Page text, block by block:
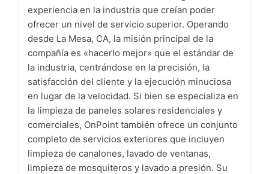
experiencia en la industria que creían poder
ofrecer un nivel de servicio superior. Operando
desde La Mesa, CA, la misión principal de la
compañía es «hacerlo mejor» que el estándar de
la industria, centrándose en la precisión, la
satisfacción del cliente y la ejecución minuciosa
en lugar de la velocidad. Si bien se especializa en
la limpieza de paneles solares residenciales y
comerciales, OnPoint también ofrece un conjunto
completo de servicios exteriores que incluyen
limpieza de canalones, lavado de ventanas,
limpieza de mosquiteros y lavado a presión. Su